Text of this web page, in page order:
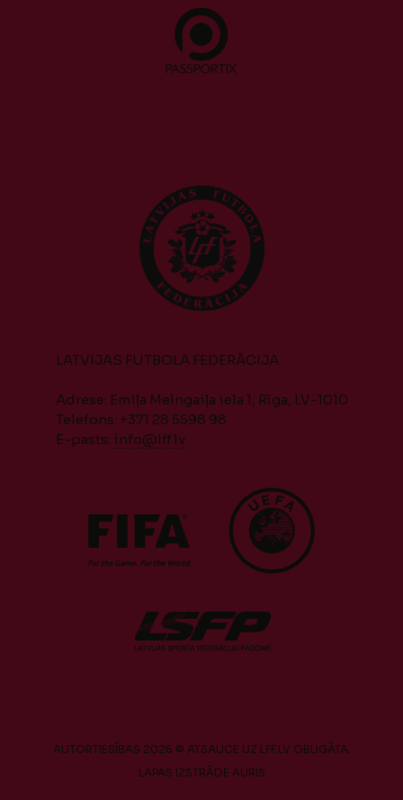
LATVIJAS FUTBOLA FEDERĀCIJA
Adrese: Emiļa Melngaiļa iela 1, Rīga, LV-1010
Telefons: +371 28 5598 98
E-pasts: info@lff.lv
AUTORTIESĪBAS 2026 © ATSAUCE UZ LFF.LV OBLIGĀTA.
LAPAS IZSTRĀDE AURIS